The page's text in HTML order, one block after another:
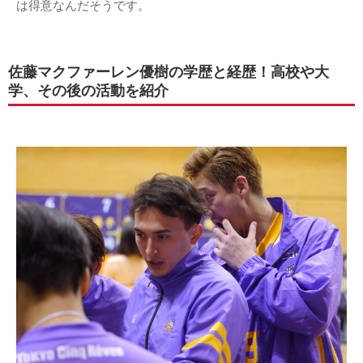
は得意なんだそうです。
佐藤マクファーレン優樹の学歴と経歴！高校や大
学、その後の活動を紹介